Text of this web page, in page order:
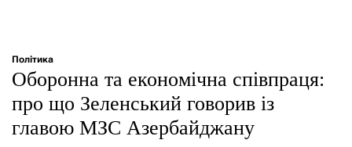
Політика
Оборонна та економічна співпраця:
про що Зеленський говорив із
главою МЗС Азербайджану